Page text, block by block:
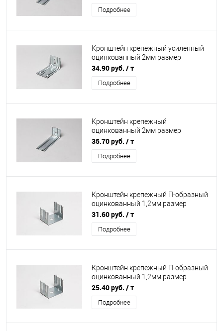
Подробнее
Кронштейн крепежный усиленный
оцинкованный 2мм размер
95х80х100мм
34.90 руб. / т
Подробнее
Кронштейн крепежный
оцинкованный 2мм размер
50х50х310мм
35.70 руб. / т
Подробнее
Кронштейн крепежный П-образный
оцинкованный 1,2мм размер
50х65х150мм
31.60 руб. / т
Подробнее
Кронштейн крепежный П-образный
оцинкованный 1,2мм размер
50х80х100мм
25.40 руб. / т
Подробнее